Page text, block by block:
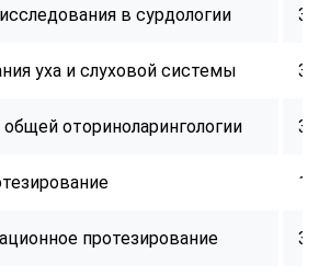
в сурдологии 32
уха и слуховой системы 32
оториноларингологии 32
16
протезирование 32